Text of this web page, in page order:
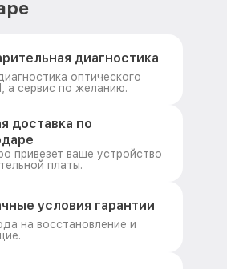
диагностика
оптического
а сервис по желанию.
доставка по
привезет ваше устройство
платы.
условия гарантии
на восстановление и